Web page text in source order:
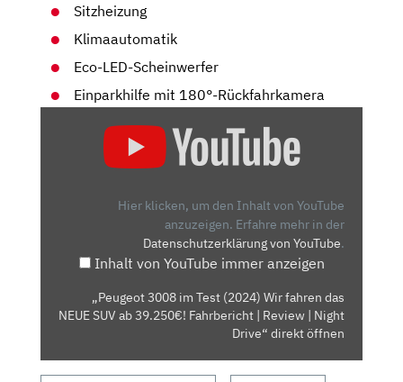
Sitzheizung
Klimaautomatik
Eco-LED-Scheinwerfer
Einparkhilfe mit 180°-Rückfahrkamera
SUV
FAHRBERICHT
Hier klicken, um den Inhalt von YouTube
anzuzeigen. Erfahre mehr in der
Datenschutzerklärung von YouTube.
Inhalt von YouTube immer anzeigen
„Peugeot 3008 im Test (2024) Wir fahren das
NEUE SUV ab 39.250€! Fahrbericht | Review | Night
Drive“ direkt öffnen